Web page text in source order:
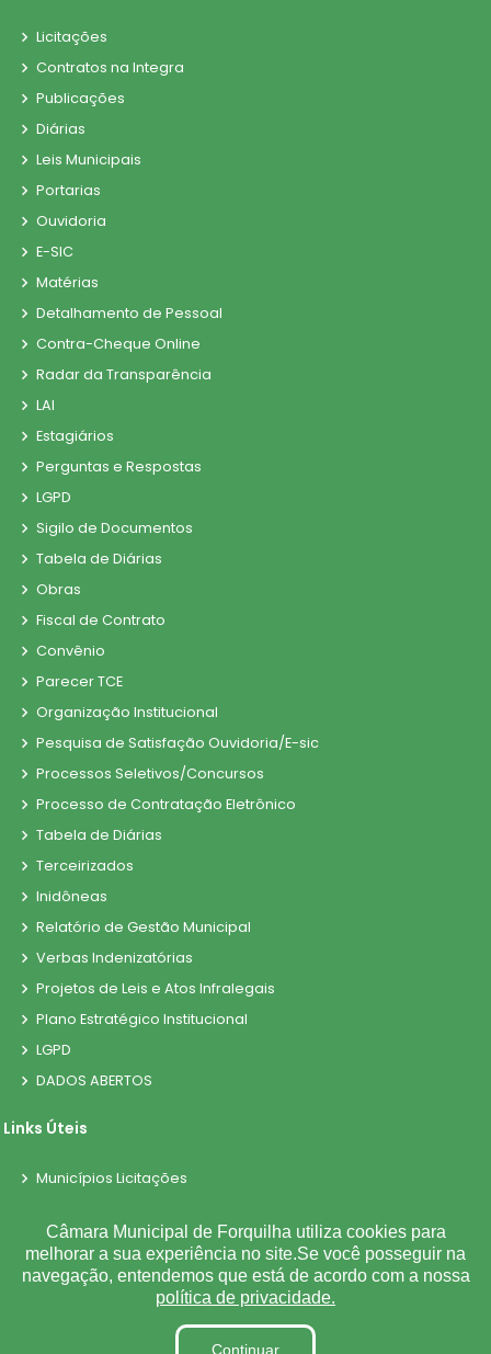
Licitações
Contratos na Integra
Publicações
Diárias
Leis Municipais
Portarias
Ouvidoria
E-SIC
Matérias
Detalhamento de Pessoal
Contra-Cheque Online
Radar da Transparência
LAI
Estagiários
Perguntas e Respostas
LGPD
Sigilo de Documentos
Tabela de Diárias
Obras
Fiscal de Contrato
Convênio
Parecer TCE
Organização Institucional
Pesquisa de Satisfação Ouvidoria/E-sic
Processos Seletivos/Concursos
Processo de Contratação Eletrônico
Tabela de Diárias
Terceirizados
Inidôneas
Relatório de Gestão Municipal
Verbas Indenizatórias
Projetos de Leis e Atos Infralegais
Plano Estratégico Institucional
LGPD
DADOS ABERTOS
Links Úteis
Municípios Licitações
Trabalho e Emprego
TRE
Câmara Municipal de Forquilha utiliza cookies para
melhorar a sua experiência no site.Se você posseguir na
navegação, entendemos que está de acordo com a nossa
política de privacidade.
Continuar